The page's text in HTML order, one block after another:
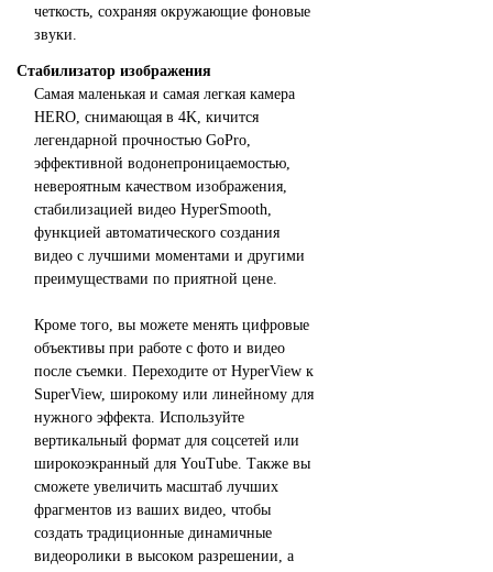
четкость, сохраняя окружающие фоновые
звуки.
Стабилизатор изображения
Самая маленькая и самая легкая камера
HERO, снимающая в 4K, кичится
легендарной прочностью GoPro,
эффективной водонепроницаемостью,
невероятным качеством изображения,
стабилизацией видео HyperSmooth,
функцией автоматического создания
видео с лучшими моментами и другими
преимуществами по приятной цене.
Кроме того, вы можете менять цифровые
объективы при работе с фото и видео
после съемки. Переходите от HyperView к
SuperView, широкому или линейному для
нужного эффекта. Используйте
вертикальный формат для соцсетей или
широкоэкранный для YouTube. Также вы
сможете увеличить масштаб лучших
фрагментов из ваших видео, чтобы
создать традиционные динамичные
видеоролики в высоком разрешении, а